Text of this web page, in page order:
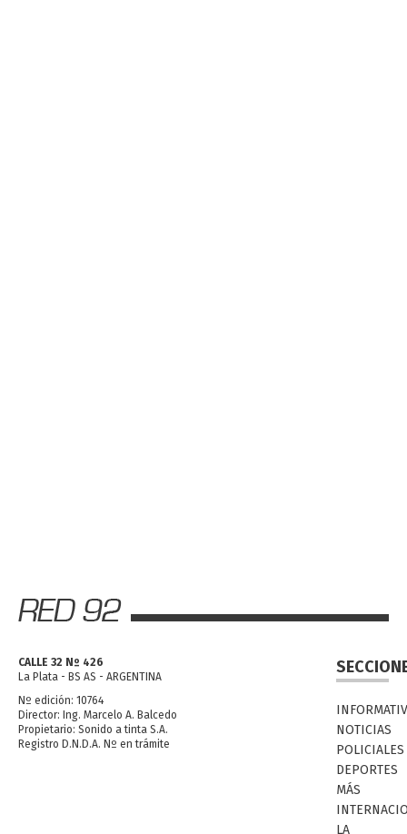
CALLE 32 Nº 426
La Plata - BS AS - ARGENTINA
Nº edición: 10764
Director: Ing. Marcelo A. Balcedo
Propietario: Sonido a tinta S.A.
Registro D.N.D.A. Nº en trámite
NOTICIAS
POLICIALES
DEPORTES
MÁS
LA